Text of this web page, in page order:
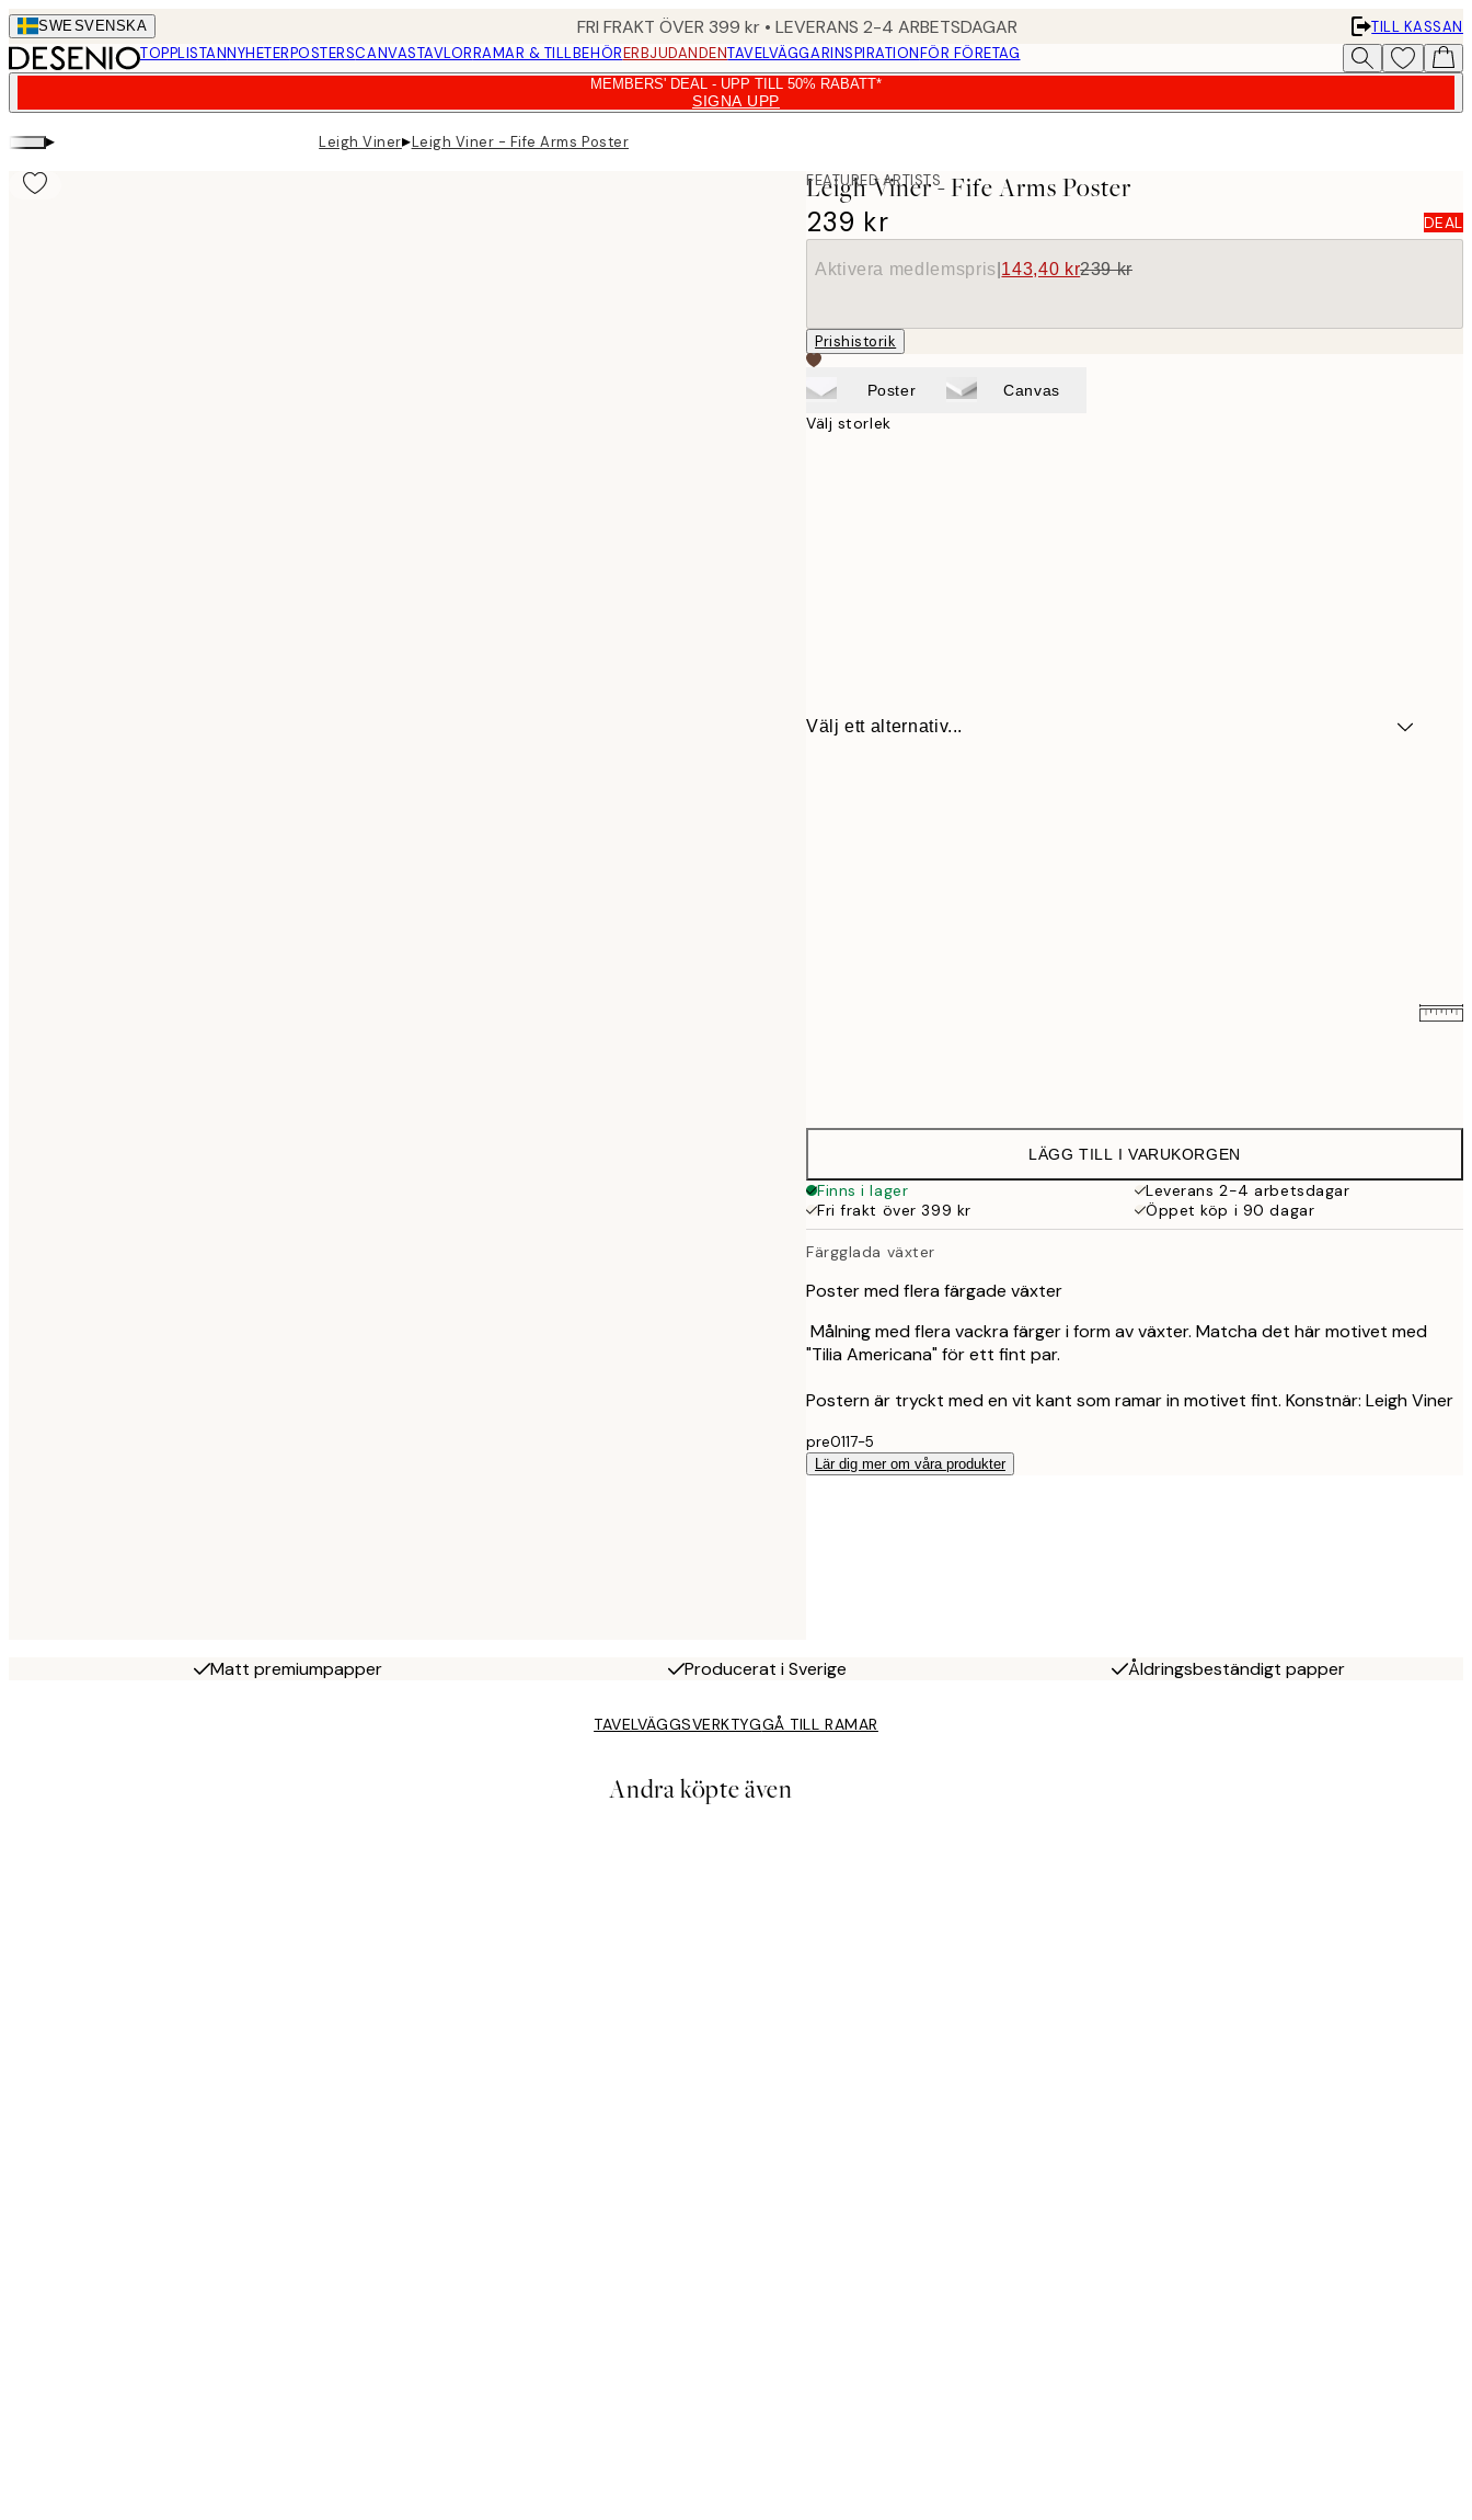
Skip
to
main
SWESVENSKA FRI FRAKT ÖVER 399 kr • LEVERANS 2-4 ARBETSDAGAR
TILL KASSAN
TOPPLISTANNYHETERPOSTERSCANVASTAVLORRAMAR & TILLBEHÖRERBJUDANDENTAVELVÄGGARINSPIRATIONFÖR FÖRETAG
MEMBERS' DEAL - UPP TILL 50% RABATT*
SIGNA UPP
▸ Leigh Viner▸Leigh Viner - Fife Arms Poster
FEATURED ARTISTS
Leigh Viner - Fife Arms Poster
239 kr
DEAL
Aktivera medlemspris 143,40 kr239 kr
Prishistorik
Poster Canvas
Välj storlek
Välj ett alternativ...
LÄGG TILL I VARUKORGEN
Finns i lager
Leverans 2-4 arbetsdagar
Fri frakt över 399 kr
Öppet köp i 90 dagar
Färgglada växter
Poster med flera färgade växter
Målning med flera vackra färger i form av växter. Matcha det här motivet med
"Tilia Americana" för ett fint par.
Postern är tryckt med en vit kant som ramar in motivet fint. Konstnär: Leigh Viner
pre0117-5
Lär dig mer om våra produkter
Matt premiumpapper Producerat i Sverige Åldringsbeständigt papper
TAVELVÄGGSVERKTYGGÅ TILL RAMAR
Andra köpte även